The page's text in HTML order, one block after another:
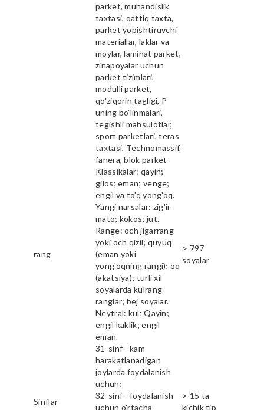
parket, muhandislik
taxtasi, qattiq taxta,
parket yopishtiruvchi
materiallar, laklar va
moylar, laminat parket,
zinapoyalar uchun
parket tizimlari,
modulli parket,
qo'ziqorin tagligi, P
uning bo'linmalari,
tegishli mahsulotlar,
sport parketlari, teras
taxtasi, Technomassif,
fanera, blok parket
rang
Klassikalar: qayin;
gilos; eman; venge;
engil va to'q yong'oq.
Yangi narsalar: zig'ir
mato; kokos; jut.
Range: och jigarrang
yoki och qizil; quyuq
(eman yoki
yong'oqning rangi); oq
(akatsiya); turli xil
soyalarda kulrang
ranglar; bej soyalar.
Neytral: kul; Qayin;
engil kaklik; engil
eman.
> 797
soyalar
Sinflar
31-sinf - kam
harakatlanadigan
joylarda foydalanish
uchun;
32-sinf - foydalanish
uchun o'rtacha
> 15 ta
kichik tip